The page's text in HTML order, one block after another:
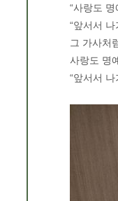
“사랑도
“앞서서
그 가사처
사랑도 명
“앞서서